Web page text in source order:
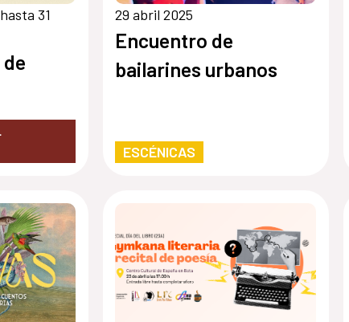
31
29 abril 2025
Encuentro de
bailarines urbanos
ESCÉNICAS